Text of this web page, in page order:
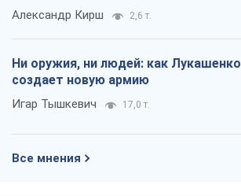
Александр Кирш 2,6 т.
Ни оружия, ни людей: как Лукашенко
создает новую армию
Игар Тышкевич 17,0 т.
Все мнения